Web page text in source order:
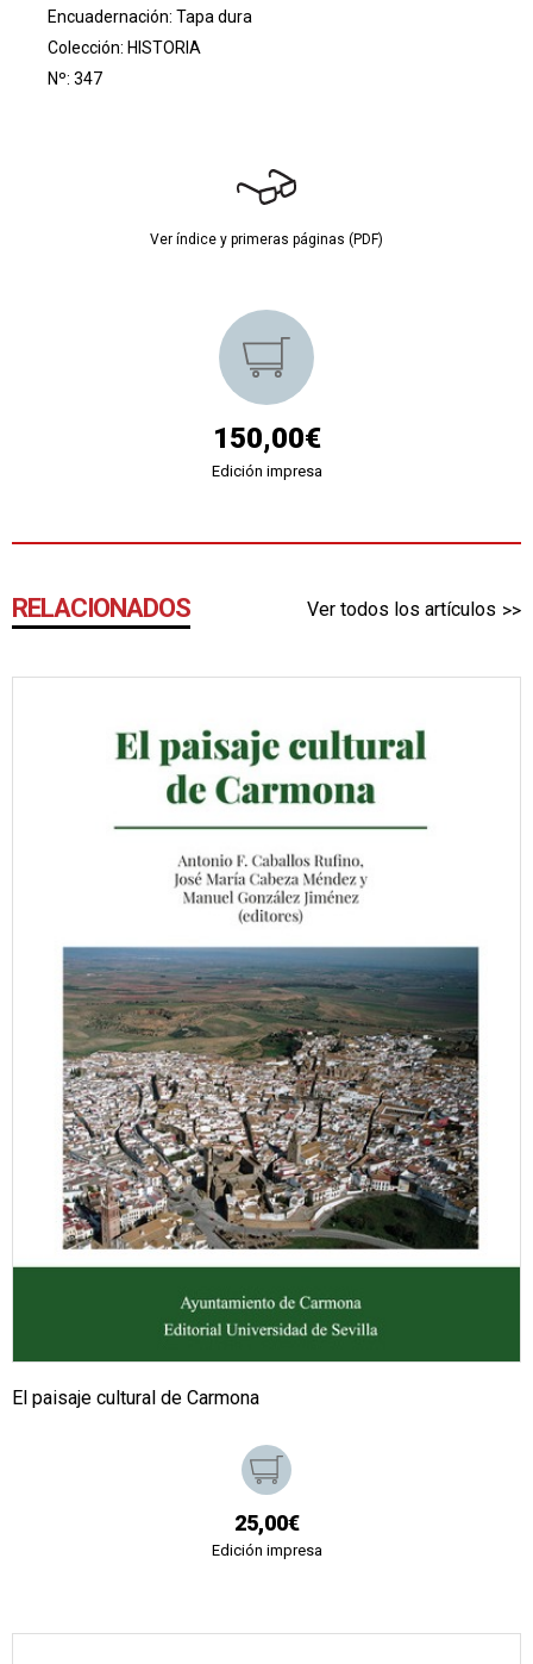
Encuadernación: Tapa dura
Colección: HISTORIA
Nº: 347
Ver índice y primeras páginas (PDF)
150,00€
Edición impresa
RELACIONADOS Ver todos los artículos
El paisaje cultural de Carmona
25,00€
Edición impresa